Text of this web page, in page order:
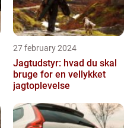
27 february 2024
Jagtudstyr: hvad du skal
bruge for en vellykket
jagtoplevelse